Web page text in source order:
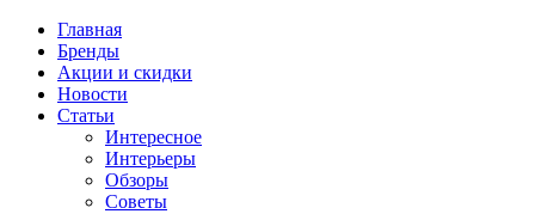
Главная
Бренды
Акции и скидки
Новости
Статьи
Интересное
Интерьеры
Обзоры
Советы